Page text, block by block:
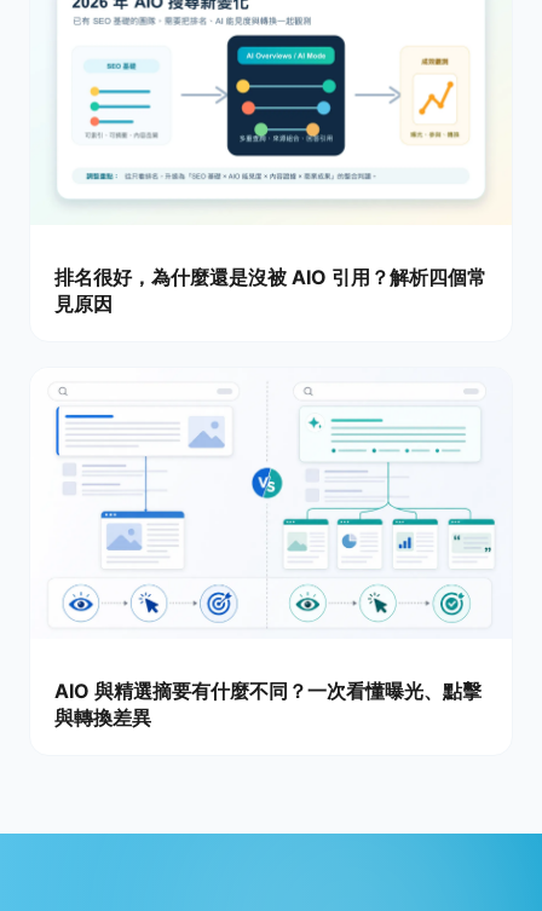
排名很好，為什麼還是沒被 AIO 引用？解析四個常
見原因
AIO 與精選摘要有什麼不同？一次看懂曝光、點擊
與轉換差異